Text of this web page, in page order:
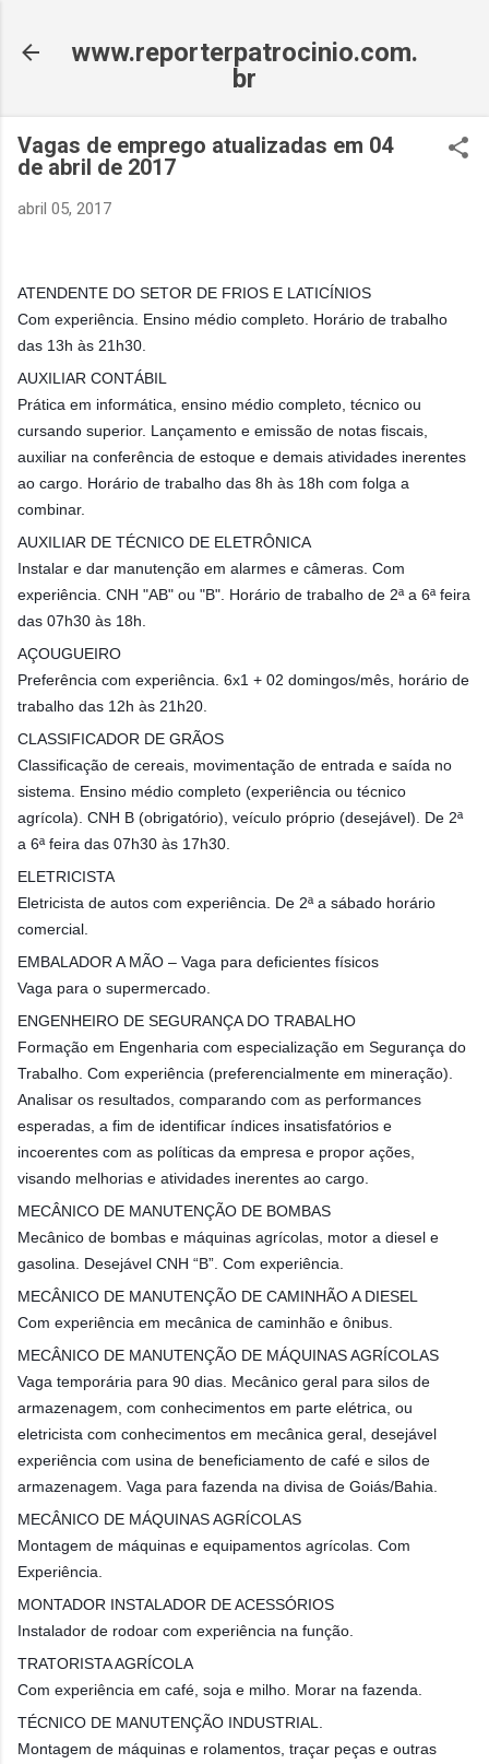
www.reporterpatrocinio.com.
br
Vagas de emprego atualizadas em 04
de abril de 2017
abril 05, 2017
ATENDENTE DO SETOR DE FRIOS E LATICÍNIOS
Com experiência. Ensino médio completo. Horário de trabalho
das 13h às 21h30.
AUXILIAR CONTÁBIL
Prática em informática, ensino médio completo, técnico ou
cursando superior. Lançamento e emissão de notas fiscais,
auxiliar na conferência de estoque e demais atividades inerentes
ao cargo. Horário de trabalho das 8h às 18h com folga a
combinar.
AUXILIAR DE TÉCNICO DE ELETRÔNICA
Instalar e dar manutenção em alarmes e câmeras. Com
experiência. CNH "AB" ou "B". Horário de trabalho de 2ª a 6ª feira
das 07h30 às 18h.
AÇOUGUEIRO
Preferência com experiência. 6x1 + 02 domingos/mês, horário de
trabalho das 12h às 21h20.
CLASSIFICADOR DE GRÃOS
Classificação de cereais, movimentação de entrada e saída no
sistema. Ensino médio completo (experiência ou técnico
agrícola). CNH B (obrigatório), veículo próprio (desejável). De 2ª
a 6ª feira das 07h30 às 17h30.
ELETRICISTA
Eletricista de autos com experiência. De 2ª a sábado horário
comercial.
EMBALADOR A MÃO – Vaga para deficientes físicos
Vaga para o supermercado.
ENGENHEIRO DE SEGURANÇA DO TRABALHO
Formação em Engenharia com especialização em Segurança do
Trabalho. Com experiência (preferencialmente em mineração).
Analisar os resultados, comparando com as performances
esperadas, a fim de identificar índices insatisfatórios e
incoerentes com as políticas da empresa e propor ações,
visando melhorias e atividades inerentes ao cargo.
MECÂNICO DE MANUTENÇÃO DE BOMBAS
Mecânico de bombas e máquinas agrícolas, motor a diesel e
gasolina. Desejável CNH “B”. Com experiência.
MECÂNICO DE MANUTENÇÃO DE CAMINHÃO A DIESEL
Com experiência em mecânica de caminhão e ônibus.
MECÂNICO DE MANUTENÇÃO DE MÁQUINAS AGRÍCOLAS
Vaga temporária para 90 dias. Mecânico geral para silos de
armazenagem, com conhecimentos em parte elétrica, ou
eletricista com conhecimentos em mecânica geral, desejável
experiência com usina de beneficiamento de café e silos de
armazenagem. Vaga para fazenda na divisa de Goiás/Bahia.
MECÂNICO DE MÁQUINAS AGRÍCOLAS
Montagem de máquinas e equipamentos agrícolas. Com
Experiência.
MONTADOR INSTALADOR DE ACESSÓRIOS
Instalador de rodoar com experiência na função.
TRATORISTA AGRÍCOLA
Com experiência em café, soja e milho. Morar na fazenda.
TÉCNICO DE MANUTENÇÃO INDUSTRIAL.
Montagem de máquinas e rolamentos, traçar peças e outras